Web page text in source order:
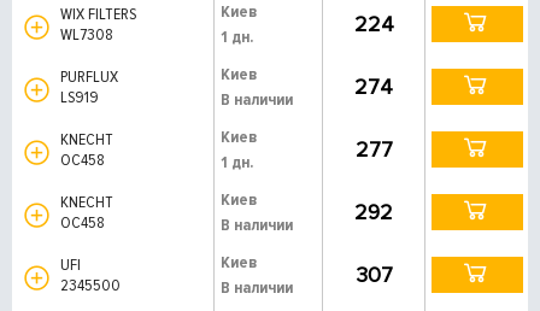
WIX FILTERS
WL7308
Киев
1 дн.
224
PURFLUX
LS919
Киев
В наличии
274
KNECHT
OC458
Киев
1 дн.
277
KNECHT
OC458
Киев
В наличии
292
UFI
2345500
Киев
В наличии
307